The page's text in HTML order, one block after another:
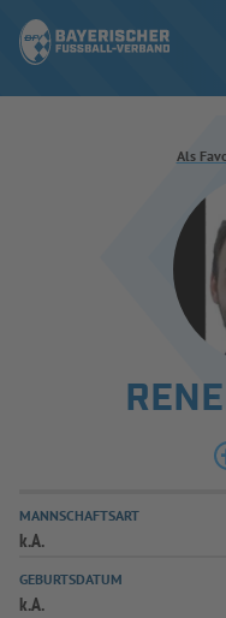
ERGEBNISSE &
SPIELBETRIEB &
AUSBILDUNG &
Als
MANNSCHAFTSART
k.A.
GEBURTSDATUM
k.A.